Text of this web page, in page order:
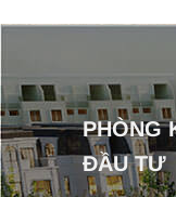
PHÒNG
ĐẦU TƯ